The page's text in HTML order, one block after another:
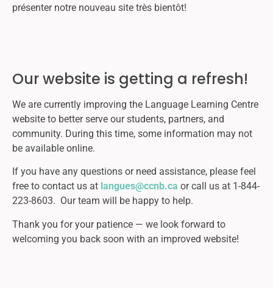
présenter notre nouveau site très bientôt!
Our website is getting a refresh!
We are currently improving the Language Learning Centre
website to better serve our students, partners, and
community. During this time, some information may not
be available online.
If you have any questions or need assistance, please feel
free to contact us at langues@ccnb.ca or call us at 1-844-
223-8603. Our team will be happy to help.
Thank you for your patience — we look forward to
welcoming you back soon with an improved website!